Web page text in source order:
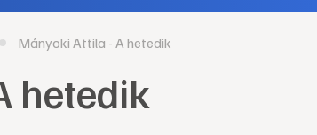
Mányoki Attila - A hetedik
hetedik